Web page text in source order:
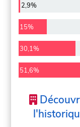
2,9%
15%
30,1%
51,6%